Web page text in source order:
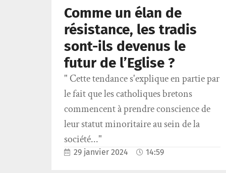
Comme un élan de
résistance, les tradis
sont-ils devenus le
futur de l’Eglise ?
" Cette tendance s'explique en partie par
le fait que les catholiques bretons
commencent à prendre conscience de
leur statut minoritaire au sein de la
société..."
29 janvier 2024 14:59